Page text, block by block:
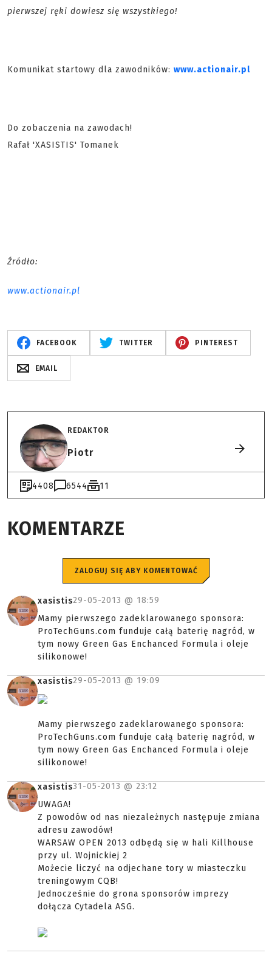
pierwszej ręki dowiesz się wszystkiego!
Komunikat startowy dla zawodników: www.actionair.pl
Do zobaczenia na zawodach!
Rafał 'XASISTIS' Tomanek
Źródło:
www.actionair.pl
FACEBOOK TWITTER PINTEREST
EMAIL
REDAKTOR
Piotr
4408 6544 11
KOMENTARZE
ZALOGUJ SIĘ ABY KOMENTOWAĆ
xasistis29-05-2013 @ 18:59
Mamy pierwszego zadeklarowanego sponsora:
ProTechGuns.com funduje całą baterię nagród, w
tym nowy Green Gas Enchanced Formula i oleje
silikonowe!
xasistis29-05-2013 @ 19:09
Mamy pierwszego zadeklarowanego sponsora:
ProTechGuns.com funduje całą baterię nagród, w
tym nowy Green Gas Enchanced Formula i oleje
silikonowe!
xasistis31-05-2013 @ 23:12
UWAGA!
Z powodów od nas niezależnych następuje zmiana
adresu zawodów!
WARSAW OPEN 2013 odbędą się w hali Killhouse
przy ul. Wojnickiej 2
Możecie liczyć na odjechane tory w miasteczku
treningowym CQB!
Jednocześnie do grona sponsorów imprezy
dołącza Cytadela ASG.